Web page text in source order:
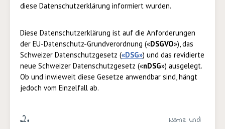
diese Datenschutzerklärung informiert wurden.
Diese Datenschutzerklärung ist auf die Anforderungen
der EU-Datenschutz-Grundverordnung («DSGVO»), das
Schweizer Datenschutzgesetz («DSG») und das revidierte
neue Schweizer Datenschutzgesetz («nDSG») ausgelegt.
Ob und inwieweit diese Gesetze anwendbar sind, hängt
jedoch vom Einzelfall ab.
2. Name und